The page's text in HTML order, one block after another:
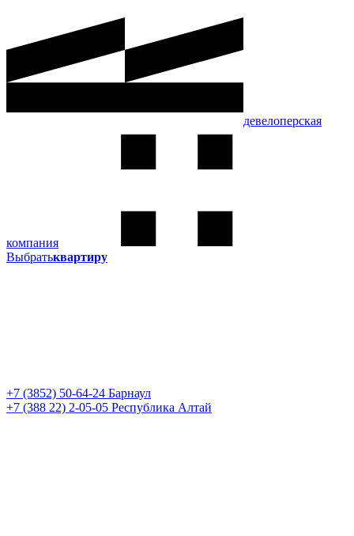
девелоперская
компания
Выбратьквартиру
+7 (3852) 50-64-24 Барнаул
+7 (388 22) 2-05-05 Республика Алтай